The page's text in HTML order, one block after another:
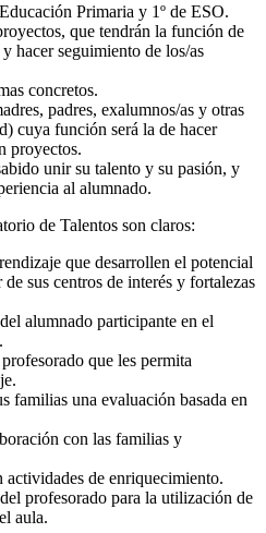
Primaria y 1º de ESO.
que tendrán la función de
hacer seguimiento de los/as
concretos.
padres, exalumnos/as y otras
cuya función será la de hacer
proyectos.
unir su talento y su pasión, y
al alumnado.
de Talentos son claros:
que desarrollen el potencial
sus centros de interés y fortalezas
alumnado participante en el
que les permita
familias una evaluación basada en
con las familias y
actividades de enriquecimiento.
profesorado para la utilización de
aula.